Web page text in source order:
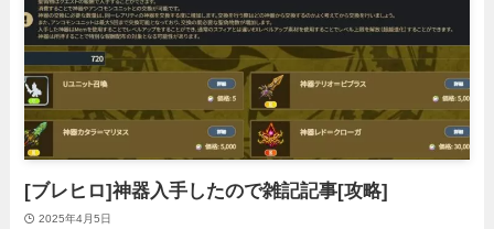
[ブレヒロ]神器入手したので雑記記事[攻略]
2025年4月5日